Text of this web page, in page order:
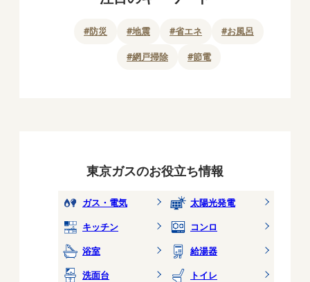
#防災 #地震 #省エネ #お風呂
#網戸掃除 #節電
東京ガスのお役立ち情報
ガス・電気
太陽光発電
キッチン
コンロ
浴室
給湯器
洗面台
トイレ